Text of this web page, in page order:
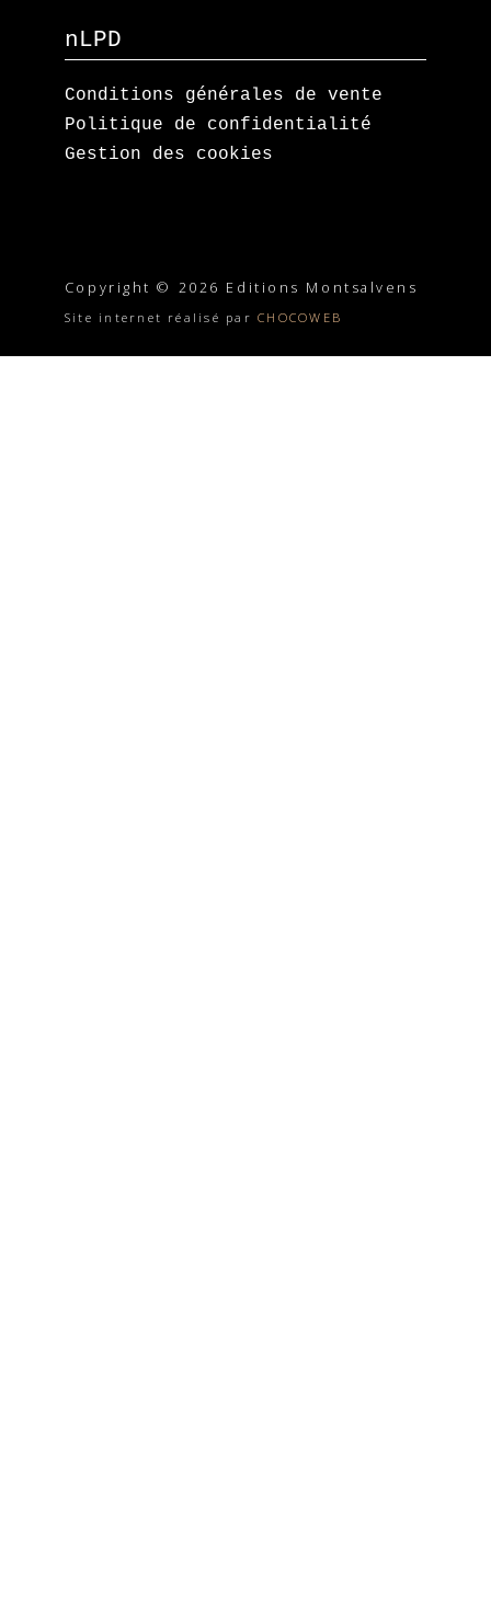
nLPD
Conditions générales de vente
Politique de confidentialité
Gestion des cookies
Copyright © 2026 Editions Montsalvens
Site internet réalisé parCHOCOWEB